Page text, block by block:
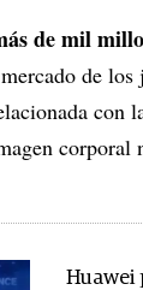
de mil
de los
con
corporal
Huawei